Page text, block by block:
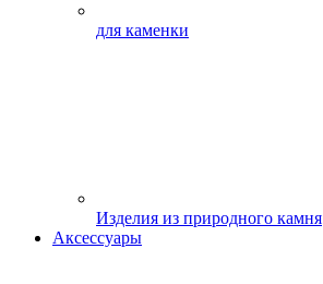
для каменки
Изделия из природного камня
Аксессуары